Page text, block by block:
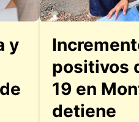
y
positivos
19 en
detiene